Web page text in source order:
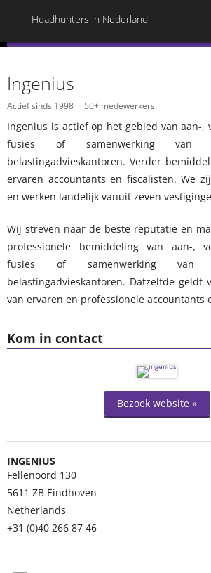
Headhunters in Nederland
Kom in contact
Bezoek website »
INGENIUS
Fellenoord 130
5611 ZB Eindhoven
Netherlands
+31 (0)40 266 87 46
Ingenius
Actief sinds 1998 50+ medewerkers
Ingenius is actief op het gebied van aan-,
fusies of samenwerking van
belastingadvieskantoren. Verder
ervaren accountants en fiscalisten. We
en werken landelijk vanuit zeven
Wij streven naar de beste reputatie en
professionele bemiddeling van aan-,
fusies of samenwerking van
belastingadvieskantoren. Datzelfde geldt
van ervaren en professionele accountants